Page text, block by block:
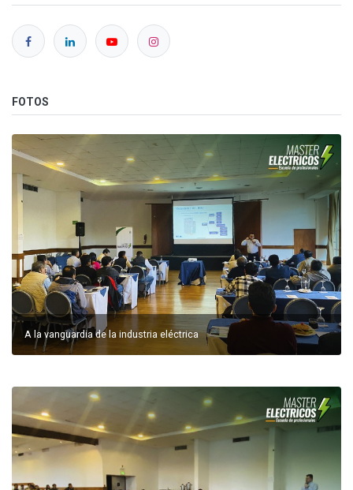
FOTOS
A la vanguardia de la industria eléctrica